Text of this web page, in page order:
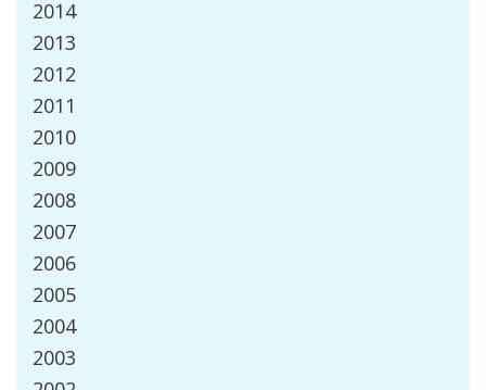
2014
2013
2012
2011
2010
2009
2008
2007
2006
2005
2004
2003